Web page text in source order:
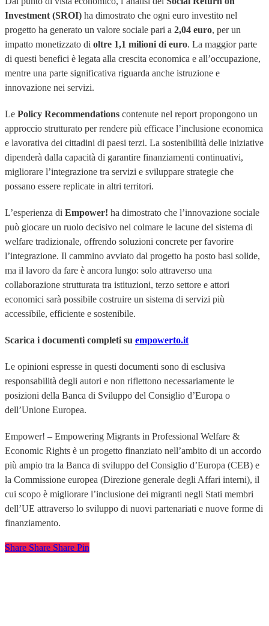
Investment (SROI) ha dimostrato che ogni euro investito nel
progetto ha generato un valore sociale pari a 2,04 euro, per un
impatto monetizzato di oltre 1,1 milioni di euro. La maggior parte
di questi benefici è legata alla crescita economica e all’occupazione,
mentre una parte significativa riguarda anche istruzione e
innovazione nei servizi.
Le Policy Recommendations contenute nel report propongono un
approccio strutturato per rendere più efficace l’inclusione economica
e lavorativa dei cittadini di paesi terzi. La sostenibilità delle iniziative
dipenderà dalla capacità di garantire finanziamenti continuativi,
migliorare l’integrazione tra servizi e sviluppare strategie che
possano essere replicate in altri territori.
L’esperienza di Empower! ha dimostrato che l’innovazione sociale
può giocare un ruolo decisivo nel colmare le lacune del sistema di
welfare tradizionale, offrendo soluzioni concrete per favorire
l’integrazione. Il cammino avviato dal progetto ha posto basi solide,
ma il lavoro da fare è ancora lungo: solo attraverso una
collaborazione strutturata tra istituzioni, terzo settore e attori
economici sarà possibile costruire un sistema di servizi più
accessibile, efficiente e sostenibile.
Scarica i documenti completi su empowerto.it
Le opinioni espresse in questi documenti sono di esclusiva
responsabilità degli autori e non riflettono necessariamente le
posizioni della Banca di Sviluppo del Consiglio d’Europa o
dell’Unione Europea.
Empower! – Empowering Migrants in Professional Welfare &
Economic Rights è un progetto finanziato nell’ambito di un accordo
più ampio tra la Banca di sviluppo del Consiglio d’Europa (CEB) e
la Commissione europea (Direzione generale degli Affari interni), il
cui scopo è migliorare l’inclusione dei migranti negli Stati membri
dell’UE attraverso lo sviluppo di nuovi partenariati e nuove forme di
finanziamento.
Share Share Share Pin